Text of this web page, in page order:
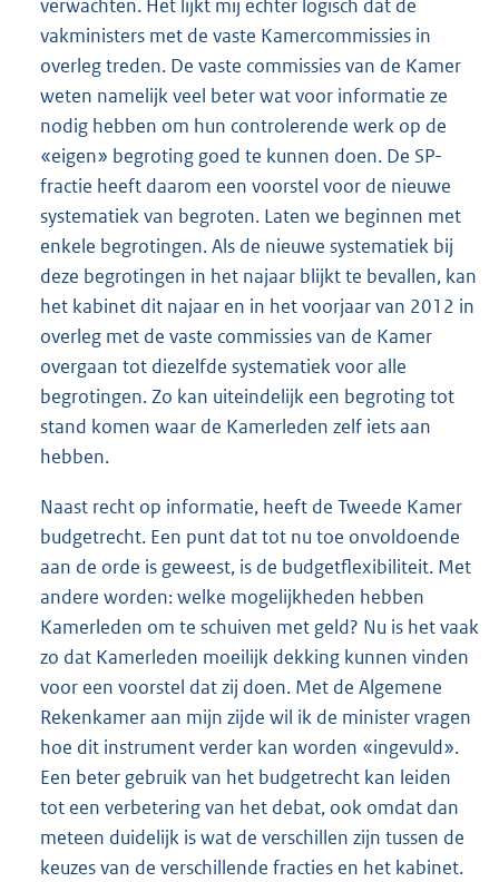
verwachten. Het lijkt mij echter logisch dat de
vakministers met de vaste Kamercommissies in
overleg treden. De vaste commissies van de Kamer
weten namelijk veel beter wat voor informatie ze
nodig hebben om hun controlerende werk op de
«eigen» begroting goed te kunnen doen. De SP-
fractie heeft daarom een voorstel voor de nieuwe
systematiek van begroten. Laten we beginnen met
enkele begrotingen. Als de nieuwe systematiek bij
deze begrotingen in het najaar blijkt te bevallen, kan
het kabinet dit najaar en in het voorjaar van 2012 in
overleg met de vaste commissies van de Kamer
overgaan tot diezelfde systematiek voor alle
begrotingen. Zo kan uiteindelijk een begroting tot
stand komen waar de Kamerleden zelf iets aan
hebben.
Naast recht op informatie, heeft de Tweede Kamer
budgetrecht. Een punt dat tot nu toe onvoldoende
aan de orde is geweest, is de budgetflexibiliteit. Met
andere worden: welke mogelijkheden hebben
Kamerleden om te schuiven met geld? Nu is het vaak
zo dat Kamerleden moeilijk dekking kunnen vinden
voor een voorstel dat zij doen. Met de Algemene
Rekenkamer aan mijn zijde wil ik de minister vragen
hoe dit instrument verder kan worden «ingevuld».
Een beter gebruik van het budgetrecht kan leiden
tot een verbetering van het debat, ook omdat dan
meteen duidelijk is wat de verschillen zijn tussen de
keuzes van de verschillende fracties en het kabinet.